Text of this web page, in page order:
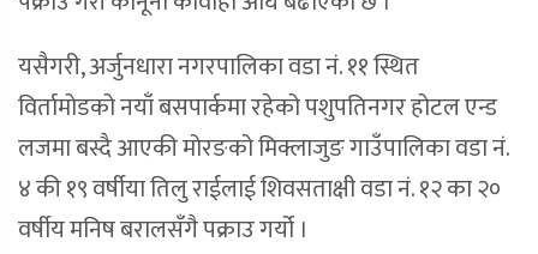
यसैगरी, अर्जुनधारा नगरपालिका वडा नं. ११ स्थित
विर्तामोडको नयाँ बसपार्कमा रहेको पशुपतिनगर होटल एन्ड
लजमा बस्दै आएकी मोरङको मिक्लाजुङ गाउँपालिका वडा नं.
४ की १९ वर्षीया तिलु राईलाई शिवसताक्षी वडा नं. १२ का २०
वर्षीय मनिष बरालसँगै पक्राउ गर्यो ।